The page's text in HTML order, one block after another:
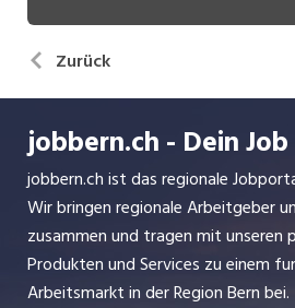
Zurück
jobbern.ch - Dein
jobbern.ch ist das regionale
Wir bringen regionale Arbeitgeber
zusammen und tragen mit unseren
Produkten und Services zu einem
Arbeitsmarkt in der Region Bern bei.